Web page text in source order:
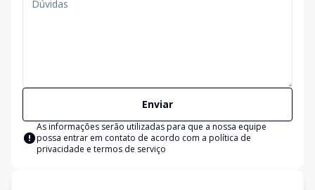
Enviar
As informações serão utilizadas para que a nossa equipe
possa entrar em contato de acordo com a política de
privacidade e termos de serviço